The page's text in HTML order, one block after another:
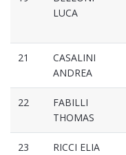
LUCA
21
CASALINI
ANDREA
22
FABILLI
THOMAS
23 RICCI ELIA